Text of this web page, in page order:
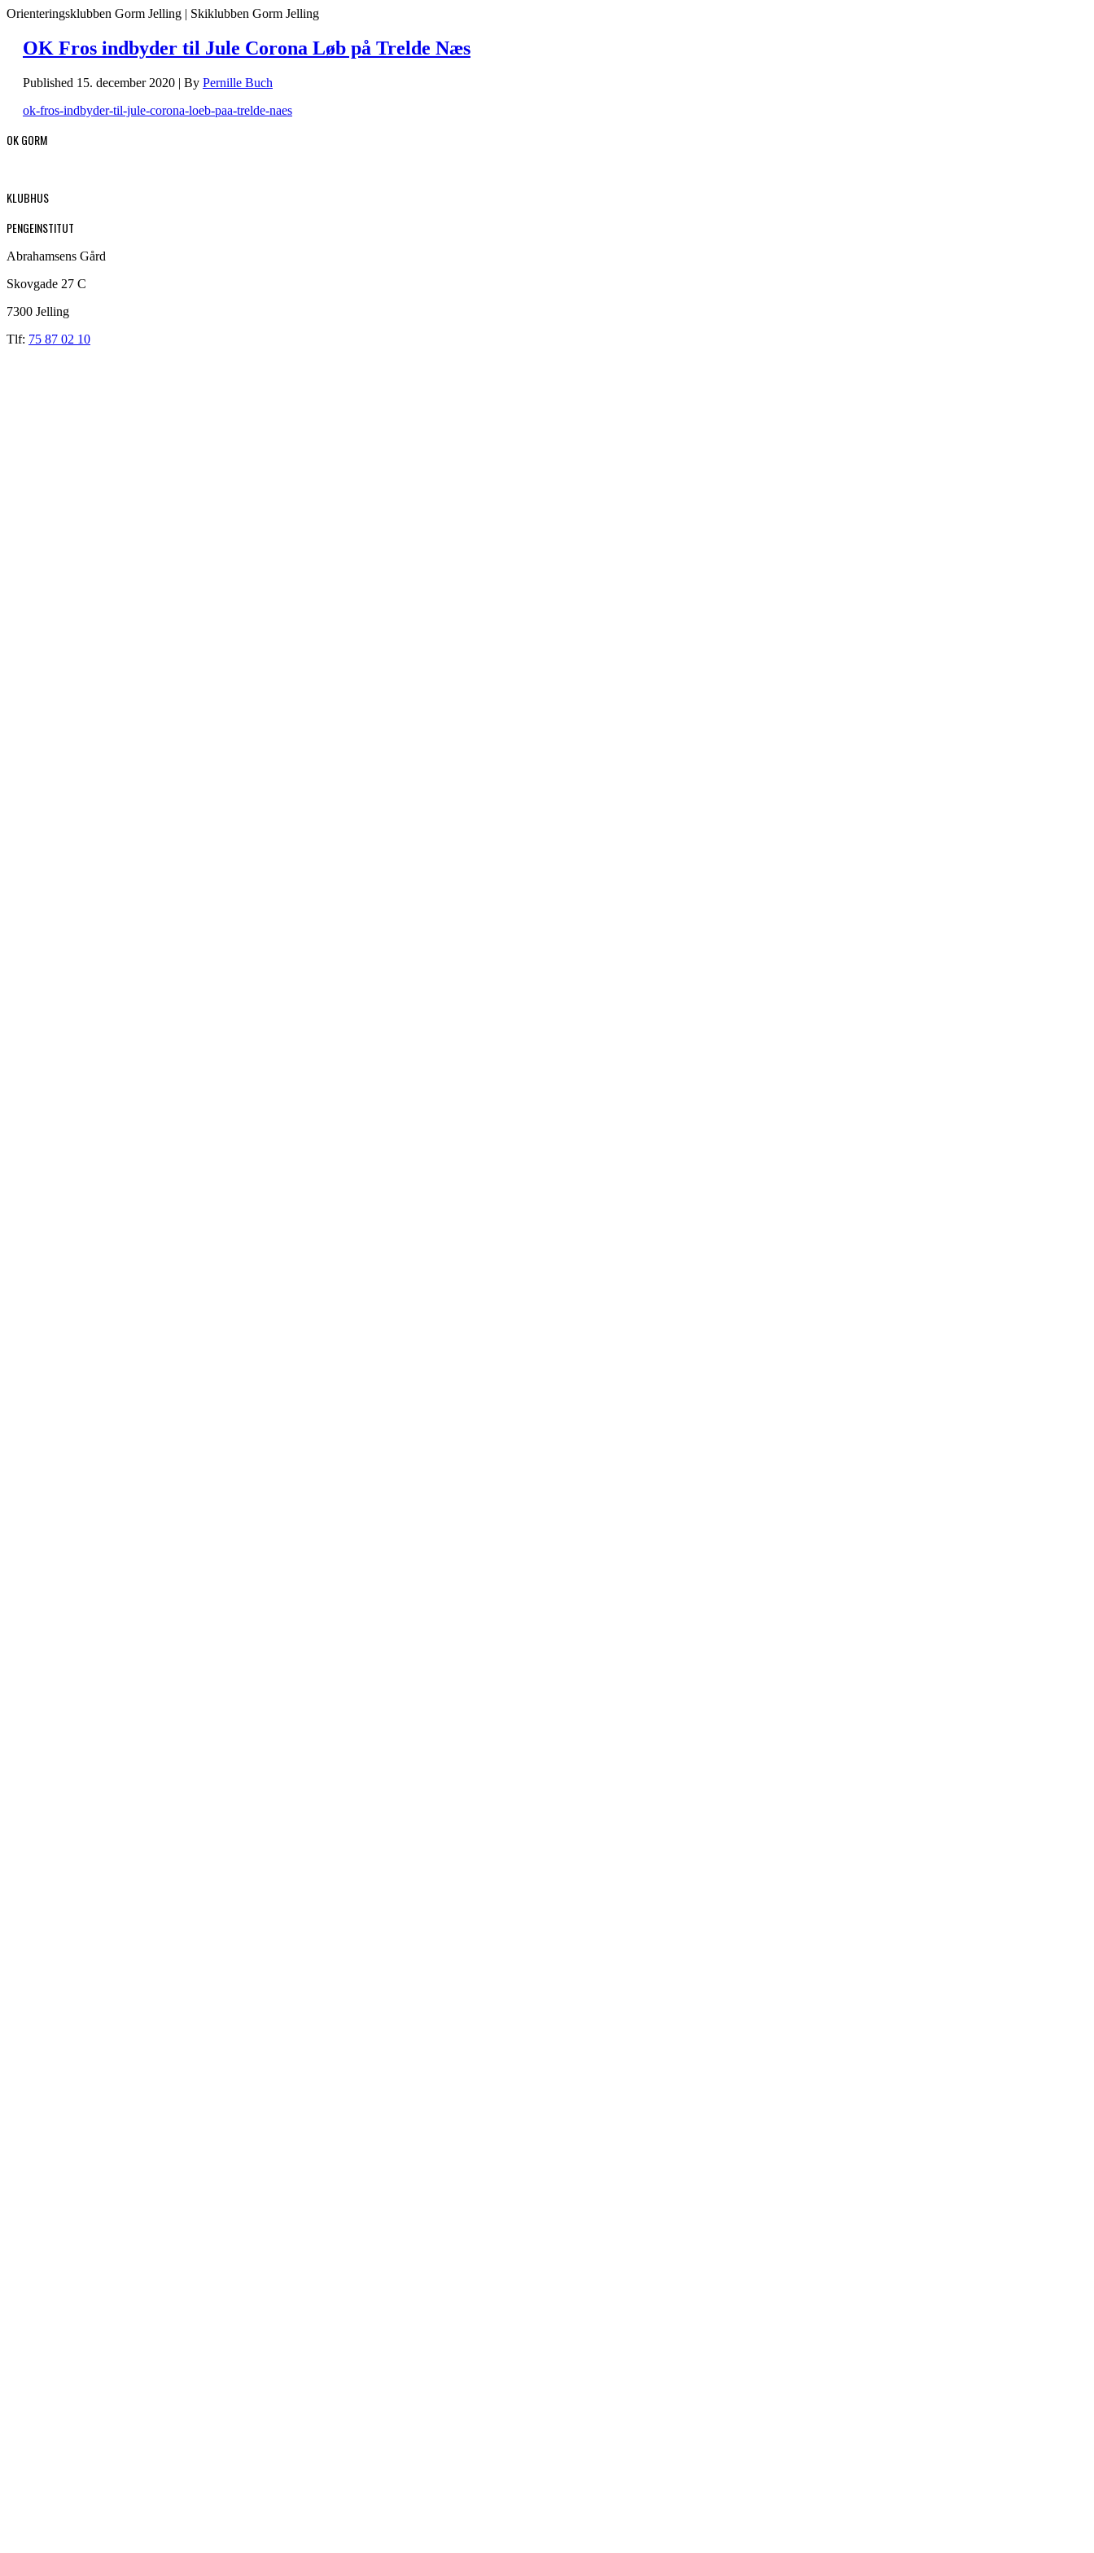
Orienteringsklubben Gorm Jelling | Skiklubben Gorm Jelling
OK Fros indbyder til Jule Corona Løb på Trelde Næs
Published 15. december 2020 | By Pernille Buch
ok-fros-indbyder-til-jule-corona-loeb-paa-trelde-naes
OK GORM
KLUBHUS
PENGEINSTITUT
Abrahamsens Gård
Skovgade 27 C
7300 Jelling
Tlf: 75 87 02 10